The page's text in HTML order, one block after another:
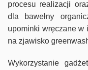
procesu realizacji
dla bawełny
upominki wręczane w
na zjawisko
Wykorzystanie